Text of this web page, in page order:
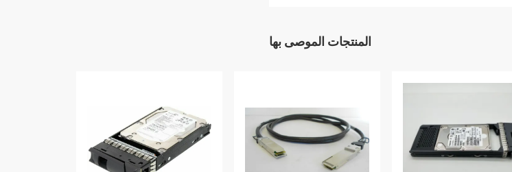
المنتجات الموصى بها